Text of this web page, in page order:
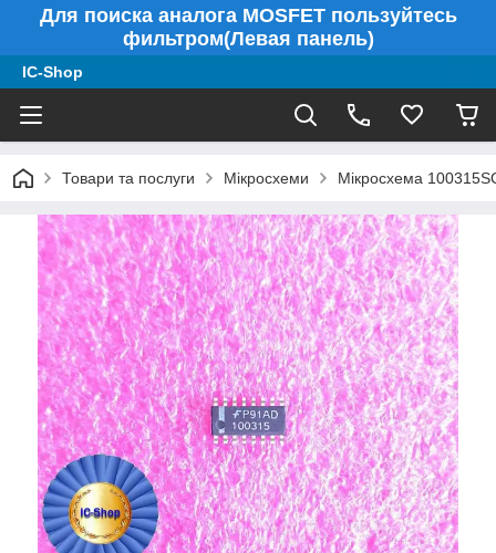
Для поиска аналога MOSFET пользуйтесь
фильтром(Левая панель)
IC-Shop
Товари та послуги Мікросхеми Мікросхема